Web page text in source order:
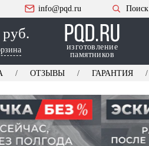
info@pqd.ru Поиск
руб.
изготовление
памятников
ОТЗЫВЫ ГАРАНТИЯ